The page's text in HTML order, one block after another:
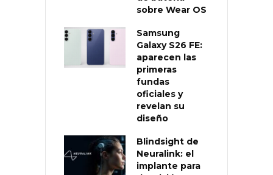
sobre Wear OS
Samsung
Galaxy S26 FE:
aparecen las
primeras
fundas
oficiales y
revelan su
diseño
Blindsight de
Neuralink: el
implante para